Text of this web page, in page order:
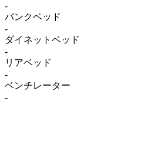
-
バンクベッド
-
ダイネットベッド
-
リアベッド
-
ベンチレーター
-